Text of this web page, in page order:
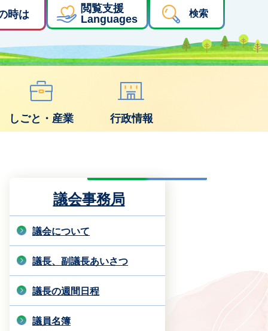
時は
閲覧支援
Languages
検索
しごと・産業 行政情報
議会事務局
議会について
議長、副議長あいさつ
議長の週間日程
議員名簿